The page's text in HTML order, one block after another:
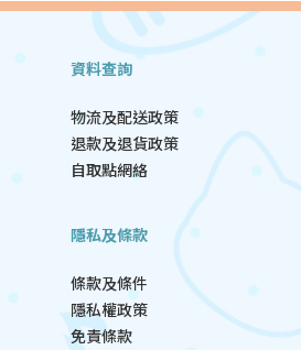
資料查詢
物流及配送政策
退款及退貨政策
自取點網絡
隱私及條款
條款及條件
隱私權政策
免責條款